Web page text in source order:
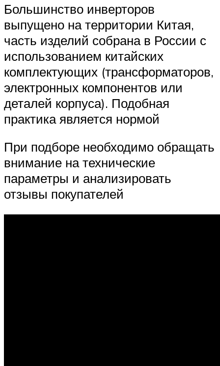
Большинство инверторов
выпущено на территории Китая,
часть изделий собрана в России с
использованием китайских
комплектующих (трансформаторов,
электронных компонентов или
деталей корпуса). Подобная
практика является нормой
При подборе необходимо обращать
внимание на технические
параметры и анализировать
отзывы покупателей